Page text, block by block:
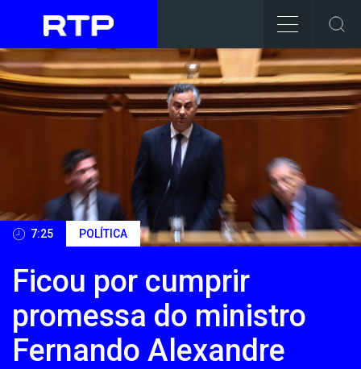
Rádio
e
Televisão
de
7:25 POLÍTICA
Ficou por cumprir
promessa do ministro
Fernando Alexandre